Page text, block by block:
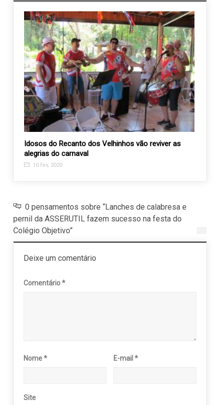
Idosos do Recanto dos Velhinhos vão reviver as
alegrias do carnaval
10 fev, 2020
0 pensamentos sobre “Lanches de calabresa e
pernil da ASSERUTIL fazem sucesso na festa do
Colégio Objetivo”
Deixe um comentário
Comentário*
Nome* E-mail*
Site